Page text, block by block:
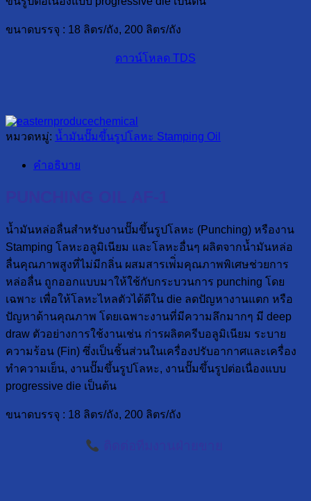
ขนาดบรรจุ : 18 ลิตร/ถัง, 200 ลิตร/ถัง
ดาวน์โหลด TDS
หมวดหมู่: น้ำมันปั๊มขึ้นรูปโลหะ Stamping Oil
คำอธิบาย
น้ำมันหล่อลื่นสำหรับงานปั๊มขึ้นรูปโลหะ (Punching) หรืองาน
Stamping โลหะอลูมิเนียม และโลหะอื่นๆ ผลิตจากน้ำมันหล่อ
ลื่นคุณภาพสูงที่ไม่มีกลิ่น ผสมสารเพ่ิ่มคุณภาพพิเศษช่วยการ
หล่อลื่น ถูกออกแบบมาให้ใช้กับกระบวนการ punching โดย
เฉพาะ เพื่อให้โลหะไหลตัวได้ดีใน die ลดปัญหางานแตก หรือ
ปัญหาด้านคุณภาพ โดยเฉพาะงานที่มีความลึกมากๆ มี deep
draw ตัวอย่างการใช้งานเช่น ก่ารผลิตครีบอลูมิเนียม ระบาย
ความร้อน (Fin) ซึ่งเป็นชิ้นส่วนในเครื่องปรับอากาศและเครื่อง
ทำความเย็น, งานปั๊มขึ้นรูปโลหะ, งานปั๊มขึ้นรูปต่อเนื่องแบบ
progressive die เป็นต้น
ขนาดบรรจุ : 18 ลิตร/ถัง, 200 ลิตร/ถัง